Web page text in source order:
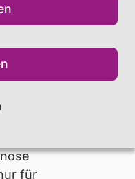
oder
für